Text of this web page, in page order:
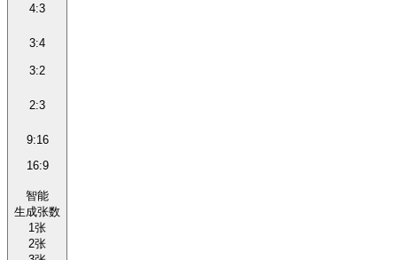
4:3
3:4
3:2
2:3
9:16
16:9
智能
生成张数
1张
2张